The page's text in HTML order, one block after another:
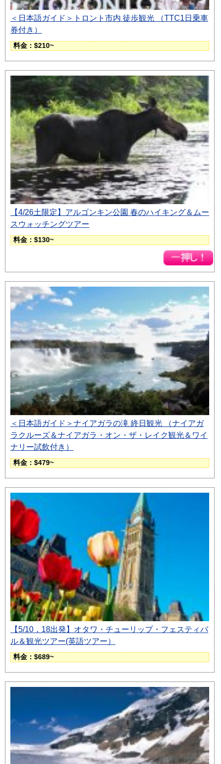
＜日本語ガイド＞トロント市内 徒歩観光 （TTC1日乗車
券付き）
料金：$210~
【4/26土限定】アルゴンキン公園 春のハイキング＆ムー
スウォッチングツアー
料金：$130~
＜日本語ガイド＞ナイアガラの滝 終日観光 （ナイアガ
ラクルーズ＆ナイアガラ・オン・ザ・レイク観光＆ワイ
ナリー試飲付き）
料金：$479~
【5/10，18出発】オタワ・チューリップ・フェスティバ
ル＆観光ツアー(英語ツアー）
料金：$689~